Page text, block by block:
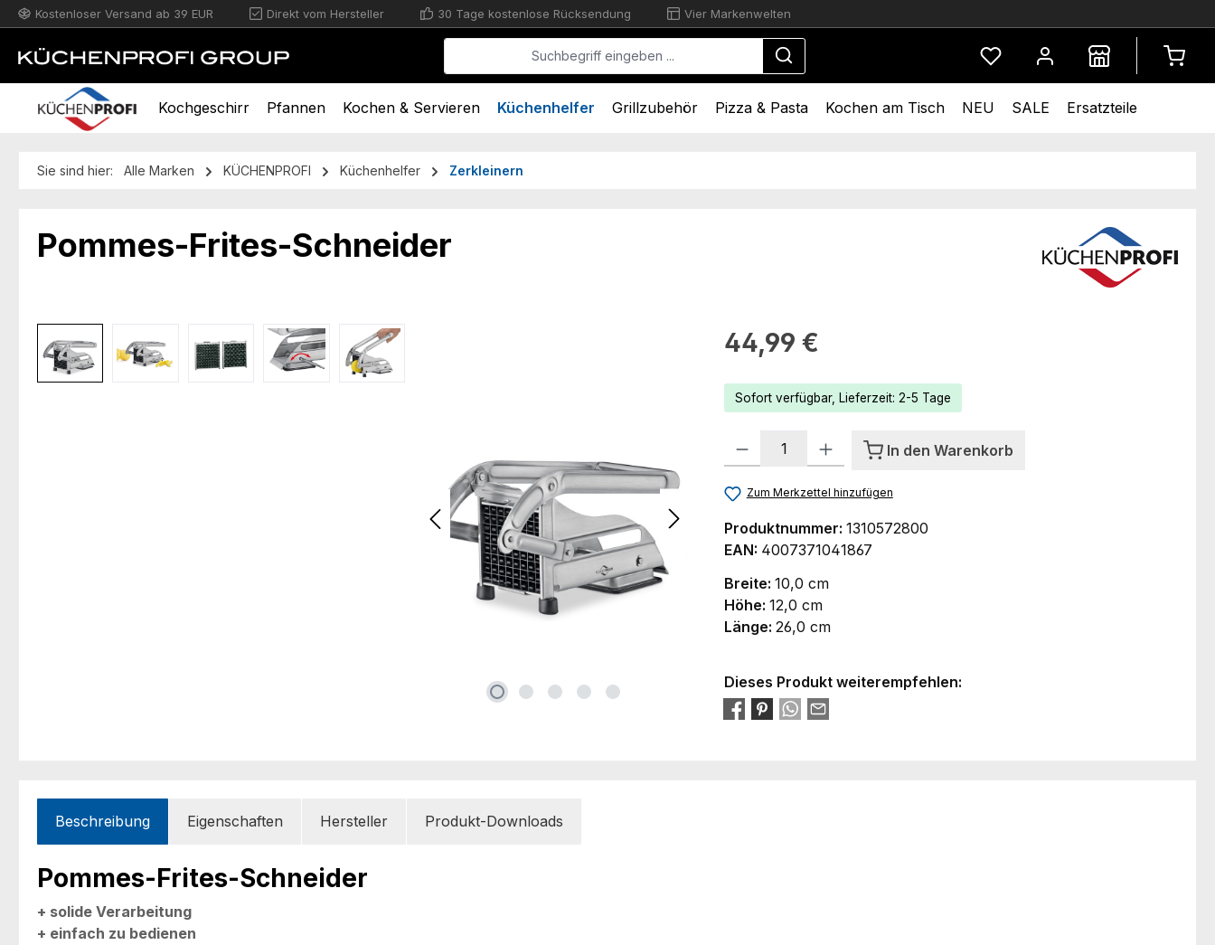
Hauptinhalt springen
Zur Suche springen
Zur Hauptnavigation springen
Kostenloser Versand ab 39 EUR Direkt vom Hersteller 30 Tage kostenlose Rücksendung Vier Markenwelten
Du hast 0 Produkte auf dem
Kochgeschirr Pfannen Kochen & Servieren Küchenhelfer Grillzubehör Pizza & Pasta Kochen am Tisch NEU SALE Ersatzteile
Sie sind hier: Alle Marken KÜCHENPROFI Küchenhelfer Zerkleinern
Pommes-Frites-Schneider
Regulärer Preis:
44,99 €
Sofort verfügbar, Lieferzeit: 2-5 Tage
Produkt Anzahl: Gib den gewünschten Wert ein oder benutze die Schaltflächen
In den Warenkorb
Zum Merkzettel hinzufügen
Produktnummer: 1310572800
EAN: 4007371041867
Breite: 10,0 cm
Höhe: 12,0 cm
Länge: 26,0 cm
Dieses Produkt weiterempfehlen:
Beschreibung Eigenschaften Hersteller Produkt-Downloads
Pommes-Frites-Schneider
+ solide Verarbeitung
+ einfach zu bedienen